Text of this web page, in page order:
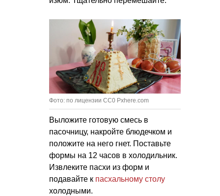
Фото: по лицензии CC0 Pxhere.com
Выложите готовую смесь в
пасочницу, накройте блюдечком и
положите на него гнет. Поставьте
формы на 12 часов в холодильник.
Извлеките пасхи из форм и
подавайте к пасхальному столу
холодными.